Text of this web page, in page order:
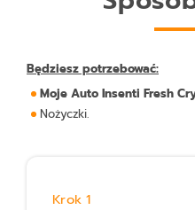
Będziesz potrzebować:
Moje Auto Insenti Fresh
Nożyczki.
Krok 1